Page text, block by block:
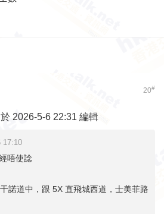
20#
2026-5-6 22:31 編輯
17:10
唔使諗
諾道中，跟 5X 直飛城西道，士美菲路